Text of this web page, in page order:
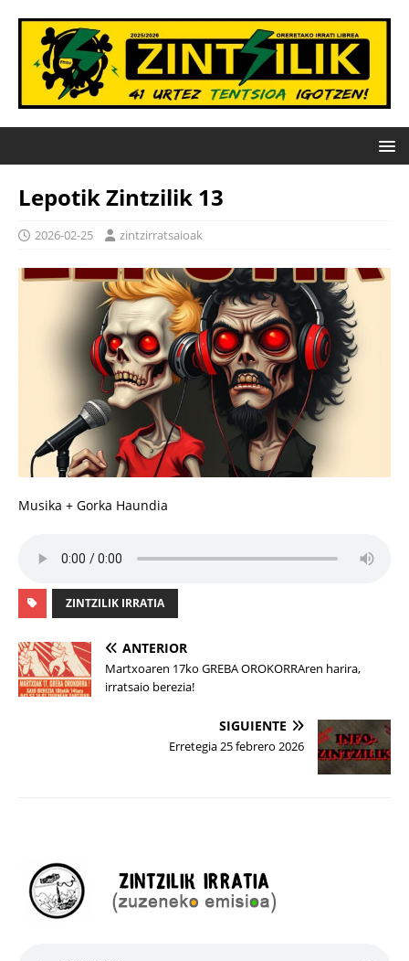
Lepotik Zintzilik 13
2026-02-25 zintzirratsaioak
Musika + Gorka Haundia
ZINTZILIK IRRATIA
ANTERIOR
Martxoaren 17ko GREBA OROKORRAren harira,
irratsaio berezia!
SIGUIENTE
Erretegia 25 febrero 2026